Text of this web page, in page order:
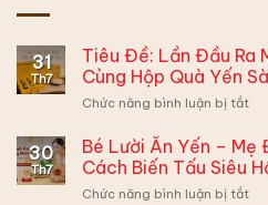
31
Th7
Tiêu Đề: Lần Đầu Ra
Cùng Hộp Quà Yến
Chức năng bình luận bị tắtở
Đề:
Ra
30
Th7
Bé Lười Ăn Yến – Mẹ
Cách Biến Tấu Siêu
Chức năng bình luận bị tắtở